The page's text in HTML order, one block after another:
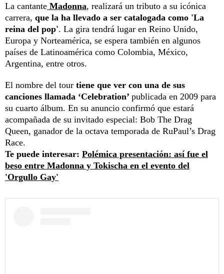
La cantante Madonna, realizará un tributo a su icónica
carrera, que la ha llevado a ser catalogada como 'La
reina del pop'. La gira tendrá lugar en Reino Unido,
Europa y Norteamérica, se espera también en algunos
países de Latinoamérica como Colombia, México,
Argentina, entre otros.
El nombre del tour tiene que ver con una de sus
canciones llamada ‘Celebration’ publicada en 2009 para
su cuarto álbum. En su anuncio confirmó que estará
acompañada de su invitado especial: Bob The Drag
Queen, ganador de la octava temporada de RuPaul’s Drag
Race.
Te puede interesar: Polémica presentación: así fue el
beso entre Madonna y Tokischa en el evento del
'Orgullo Gay'